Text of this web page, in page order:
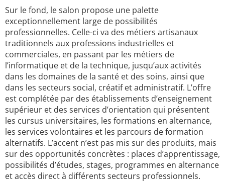
Sur le fond, le salon propose une palette
exceptionnellement large de possibilités
professionnelles. Celle-ci va des métiers artisanaux
traditionnels aux professions industrielles et
commerciales, en passant par les métiers de
l’informatique et de la technique, jusqu’aux activités
dans les domaines de la santé et des soins, ainsi que
dans les secteurs social, créatif et administratif. L’offre
est complétée par des établissements d’enseignement
supérieur et des services d’orientation qui présentent
les cursus universitaires, les formations en alternance,
les services volontaires et les parcours de formation
alternatifs. L’accent n’est pas mis sur des produits, mais
sur des opportunités concrètes : places d’apprentissage,
possibilités d’études, stages, programmes en alternance
et accès direct à différents secteurs professionnels.